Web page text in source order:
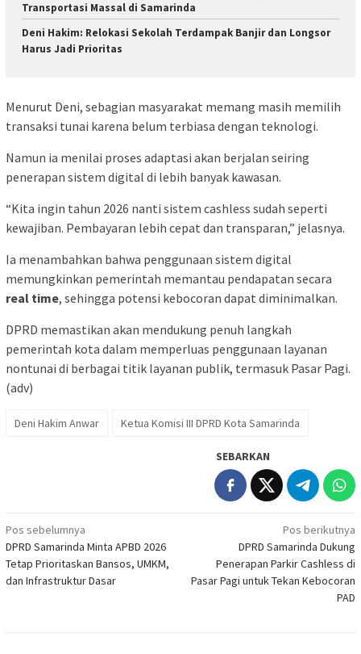
Transportasi Massal di Samarinda
Deni Hakim: Relokasi Sekolah Terdampak Banjir dan Longsor
Harus Jadi Prioritas
Menurut Deni, sebagian masyarakat memang masih memilih
transaksi tunai karena belum terbiasa dengan teknologi.
Namun ia menilai proses adaptasi akan berjalan seiring
penerapan sistem digital di lebih banyak kawasan.
“Kita ingin tahun 2026 nanti sistem cashless sudah seperti
kewajiban. Pembayaran lebih cepat dan transparan,” jelasnya.
Ia menambahkan bahwa penggunaan sistem digital
memungkinkan pemerintah memantau pendapatan secara
real time, sehingga potensi kebocoran dapat diminimalkan.
DPRD memastikan akan mendukung penuh langkah
pemerintah kota dalam memperluas penggunaan layanan
nontunai di berbagai titik layanan publik, termasuk Pasar Pagi.
(adv)
Deni Hakim Anwar Ketua Komisi III DPRD Kota Samarinda
SEBARKAN
Navigasi
pos
Pos sebelumnya
DPRD Samarinda Minta APBD 2026
Tetap Prioritaskan Bansos, UMKM,
dan Infrastruktur Dasar
Pos berikutnya
DPRD Samarinda Dukung
Penerapan Parkir Cashless di
Pasar Pagi untuk Tekan Kebocoran
PAD